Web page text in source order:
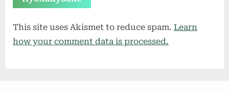
This site uses Akismet to reduce spam. Learn
how your comment data is processed.